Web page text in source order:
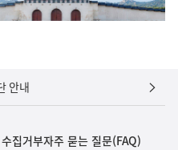
안내
집거부자주 묻는 질문(FAQ)